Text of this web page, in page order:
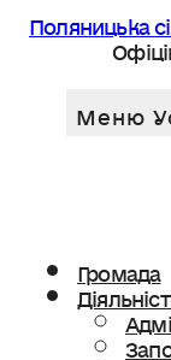
Поляницька
Громада